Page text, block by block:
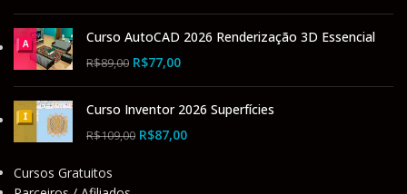
Curso AutoCAD 2026 Renderização 3D Essencial
R$89,00 R$77,00
Curso Inventor 2026 Superfícies
R$109,00 R$87,00
Cursos Gratuitos